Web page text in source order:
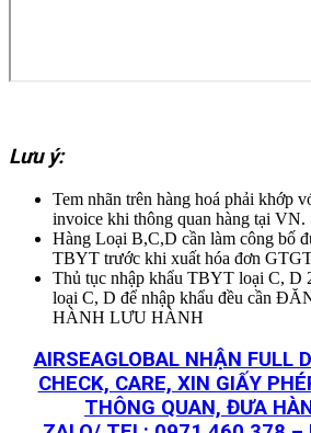
Lưu ý:
Tem nhãn trên hàng hoá phải khớp
invoice khi thông quan hàng tại VN.
Hàng Loại B,C,D cần làm công bố
TBYT trước khi xuất hóa đơn
Thủ tục nhập khẩu TBYT loại C, D
loại C, D để nhập khẩu đều cần
HÀNH LƯU HÀNH
AIRSEAGLOBAL NHẬN FULL
CHECK, CARE, XIN GIẤY
THÔNG QUAN, ĐƯA